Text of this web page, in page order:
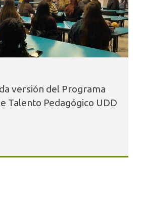
versión del Programa
Talento Pedagógico UDD